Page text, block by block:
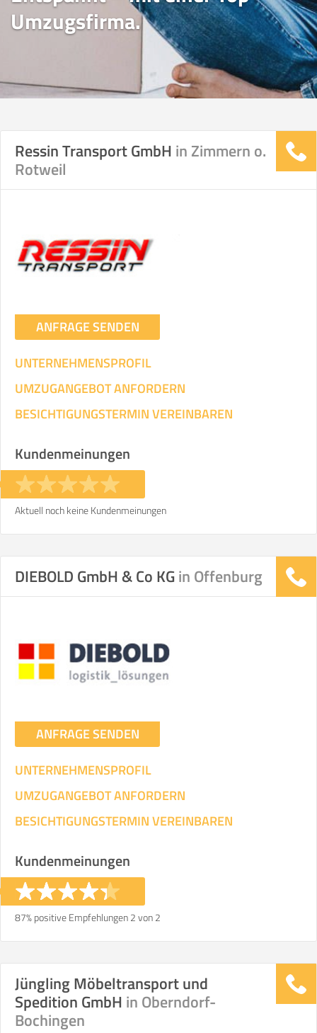
Umzugsfirma.
Ressin Transport GmbH in Zimmern o.
Rotweil
ANFRAGE SENDEN
UNTERNEHMENSPROFIL
UMZUGANGEBOT ANFORDERN
BESICHTIGUNGSTERMIN VEREINBAREN
Kundenmeinungen
Aktuell noch keine Kundenmeinungen
DIEBOLD GmbH & Co KGin Offenburg
ANFRAGE SENDEN
UNTERNEHMENSPROFIL
UMZUGANGEBOT ANFORDERN
BESICHTIGUNGSTERMIN VEREINBAREN
Kundenmeinungen
87% positive Empfehlungen 2 von 2
Jüngling Möbeltransport und
Spedition GmbH in Oberndorf-
Bochingen